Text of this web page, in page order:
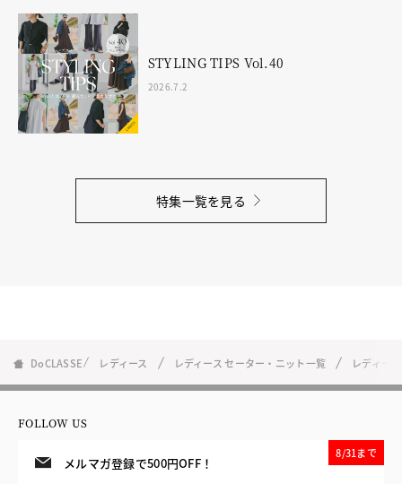
STYLING TIPS Vol.40
2026.7.2
特集一覧を見る
DoCLASSE レディース レディース セーター・ニット一覧 レディー
FOLLOW US
メルマガ登録で500円OFF！
8/31まで